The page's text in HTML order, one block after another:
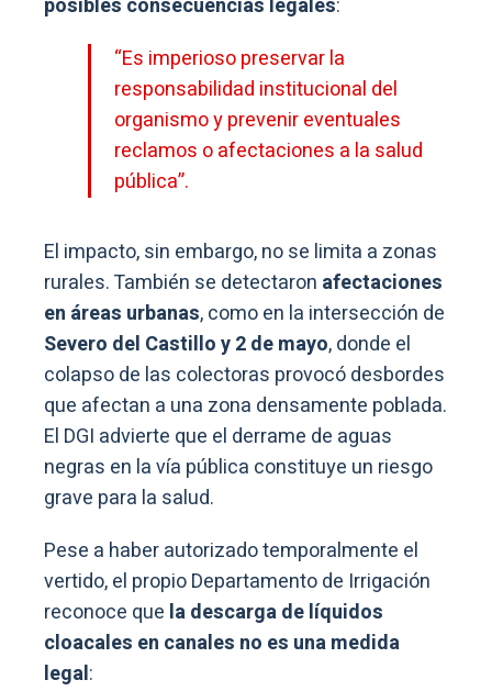
“Es imperioso preservar la
responsabilidad institucional del
organismo y prevenir eventuales
reclamos o afectaciones a la salud
pública”.
El impacto, sin embargo, no se limita a zonas
rurales. También se detectaron afectaciones
en áreas urbanas, como en la intersección de
Severo del Castillo y 2 de mayo, donde el
colapso de las colectoras provocó desbordes
que afectan a una zona densamente poblada.
El DGI advierte que el derrame de aguas
negras en la vía pública constituye un riesgo
grave para la salud.
Pese a haber autorizado temporalmente el
vertido, el propio Departamento de Irrigación
reconoce que la descarga de líquidos
cloacales en canales no es una medida
legal: